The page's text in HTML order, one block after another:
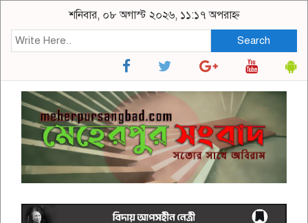
শনিবার, ০৮ অগাস্ট ২০২৬, ১১:১৭ অপরাহ্ন
Search